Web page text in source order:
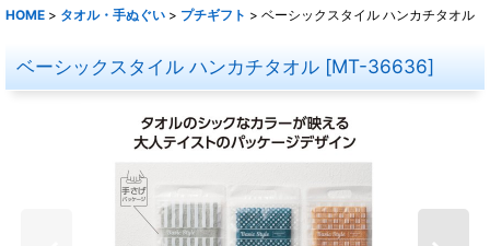
HOME > タオル・手ぬぐい > プチギフト > ベーシックスタイル ハンカチタオル
ベーシックスタイル ハンカチタオル [MT-36636]